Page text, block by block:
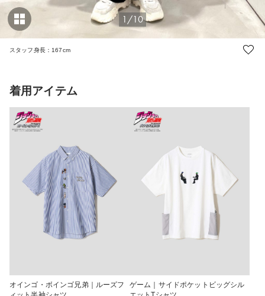
1/10
スタッフ身長：167cm
着用アイテム
オインゴ・ボインゴ兄弟｜ルーズフ
ゲーム｜サイドポケットビッグシル